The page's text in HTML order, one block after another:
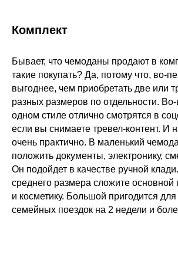
Комплект
Бывает, что чемоданы продают в
такие покупать? Да, потому что, во-
выгоднее, чем приобретать две или
разных размеров по отдельности.
одном стиле отлично смотрятся в
если вы снимаете тревел-контент. И
очень практично. В маленький
положить документы, электронику,
Он подойдет в качестве ручной
среднего размера сложите основной
и косметику. Большой пригодится для
семейных поездок на 2 недели и